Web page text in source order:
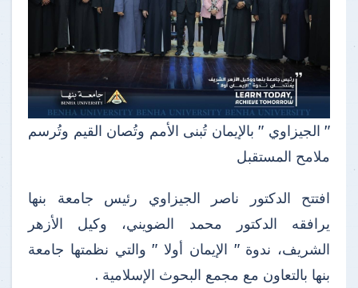
" الجيزاوي " بالإيمان تُبنى الأمم وتُصان القيم وتُرسم
ملامح المستقبل
افتتح الدكتور ناصر الجيزاوي رئيس جامعة بنها
يرافقه الدكتور محمد الضويني، وكيل الأزهر
الشريف، ندوة " الإيمان أولا " والتي نظمتها جامعة
بنها بالتعاون مع مجمع البحوث الإسلامية .